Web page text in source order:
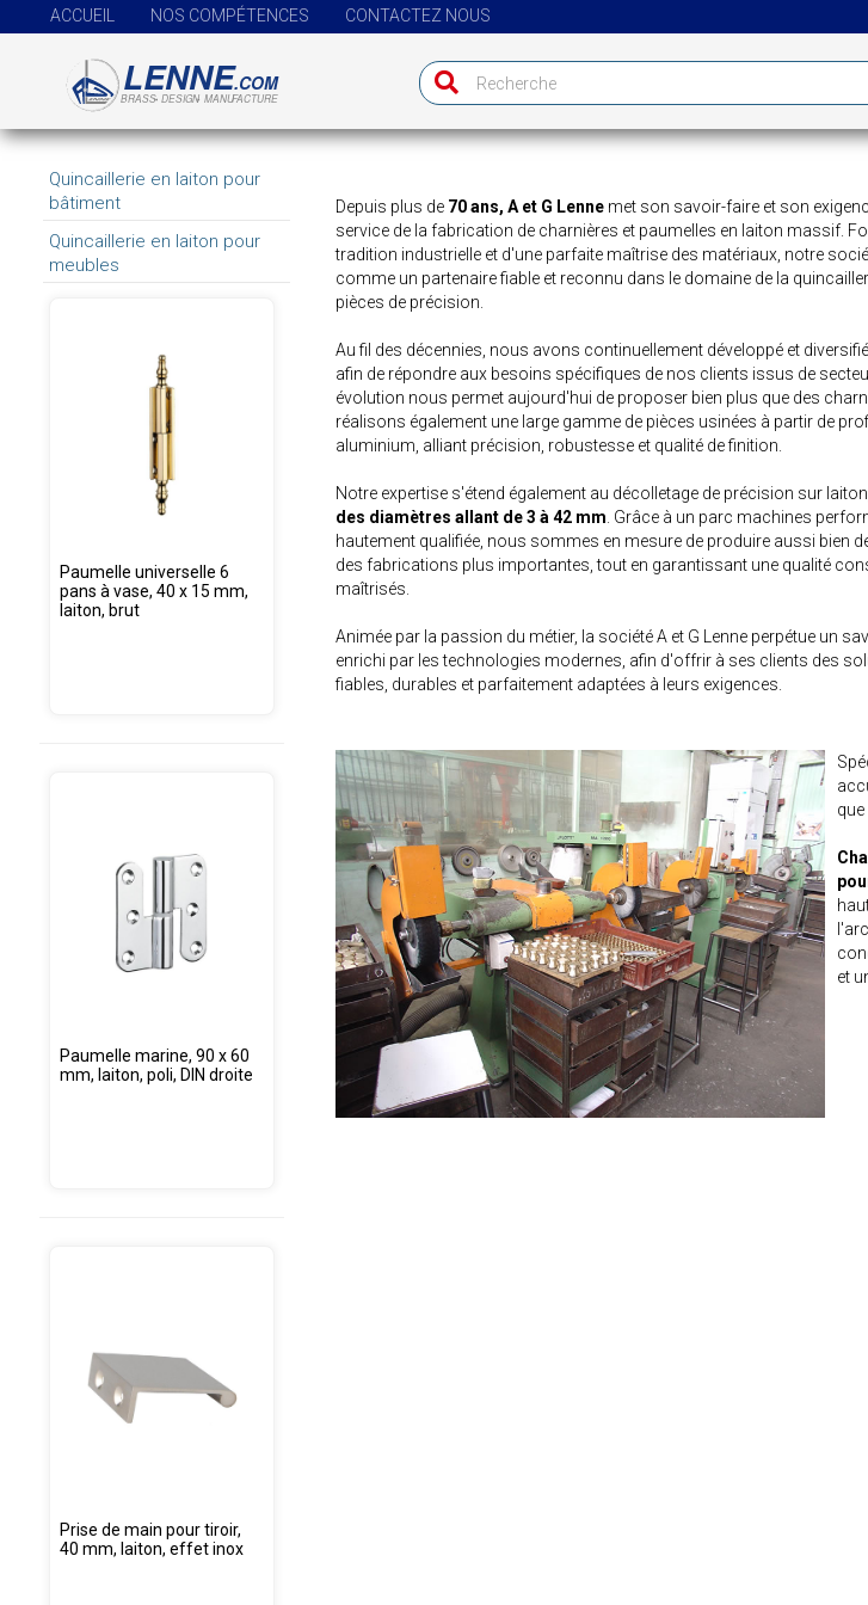
ACCUEIL NOS COMPÉTENCES CONTACTEZ NOUS
Quincaillerie en laiton pour
bâtiment
Quincaillerie en laiton pour
meubles
Paumelle universelle 6
pans à vase, 40 x 15 mm,
laiton, brut
Paumelle marine, 90 x 60
mm, laiton, poli, DIN droite
Prise de main pour tiroir,
40 mm, laiton, effet inox
Depuis plus de 70 ans, A et G Lennemet son savoir-faire et son
service de la fabrication de charnières et paumelles en laiton massif.
tradition industrielle et d'une parfaite maîtrise des matériaux, notre
comme un partenaire fiable et reconnu dans le domaine de la
pièces de précision.
Au fil des décennies, nous avons continuellement développé et
afin de répondre aux besoins spécifiques de nos clients issus de
évolution nous permet aujourd'hui de proposer bien plus que des
réalisons également une large gamme de pièces usinées à partir de
aluminium, alliant précision, robustesse et qualité de finition.
Notre expertise s'étend également au décolletage de précision sur laiton,
des diamètres allant de 3 à 42 mm . Grâce à un parc machines
hautement qualifiée, nous sommes en mesure de produire aussi bien
des fabrications plus importantes, tout en garantissant une qualité
maîtrisés.
Animée par la passion du métier, la société A et G Lenne perpétue un
enrichi par les technologies modernes, afin d'offrir à ses clients des
fiables, durables et parfaitement adaptées à leurs exigences.
et